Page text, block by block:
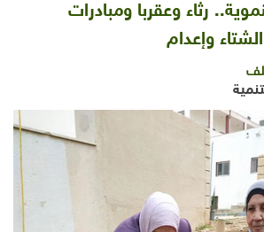
رثاء وعقربا ومبادرات
وإعدام